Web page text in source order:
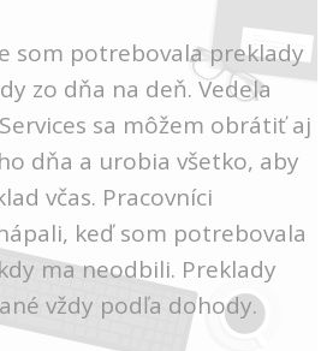
som potrebovala preklady
zo dňa na deň. Vedela
sa môžem obrátiť aj
dňa a urobia všetko, aby
včas. Pracovníci
keď som potrebovala
ma neodbili. Preklady
vždy podľa dohody.